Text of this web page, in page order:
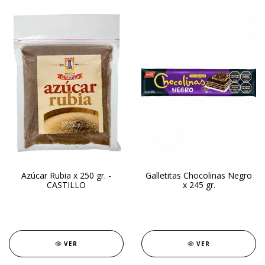
Azúcar Rubia x 250 gr. -
CASTILLO
VER
Galletitas Chocolinas Negro
x 245 gr.
VER